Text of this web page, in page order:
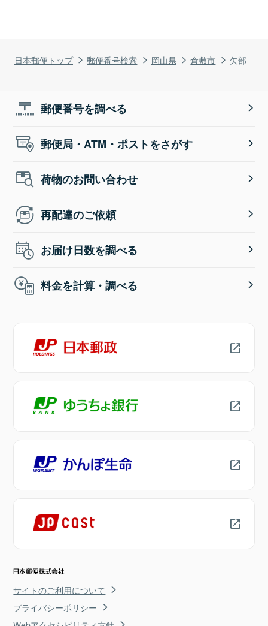
日本郵便トップ 郵便番号検索 岡山県 倉敷市 矢部
郵便番号を調べる
郵便局・ATM・ポストをさがす
荷物のお問い合わせ
再配達のご依頼
お届け日数を調べる
料金を計算・調べる
サイトのご利用について
プライバシーポリシー